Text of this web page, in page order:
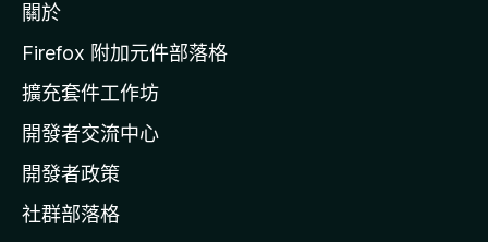
i
l
a
官
網
關於
Firefox 附加元件部落格
擴充套件工作坊
開發者交流中心
開發者政策
社群部落格